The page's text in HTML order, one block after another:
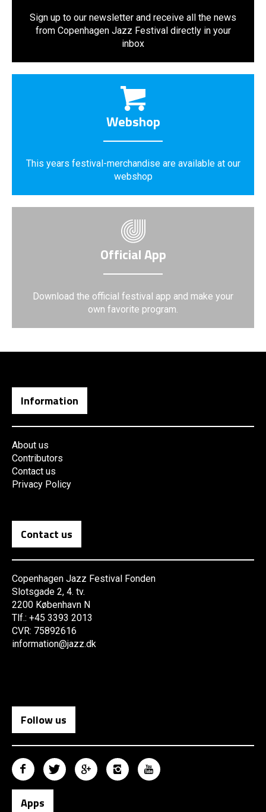
Sign up to our newsletter and receive all the news
from Copenhagen Jazz Festival directly in your
inbox
Webshop
This years festival-merchandise are available at our
webshop
Official App
Download the official festival app and make your
own favorite program.
Information
About us
Contributors
Contact us
Privacy Policy
Contact us
Copenhagen Jazz Festival Fonden
Slotsgade 2, 4. tv.
2200 København N
Tlf.: +45 3393 2013
CVR: 75892616
information@jazz.dk
Follow us
Apps